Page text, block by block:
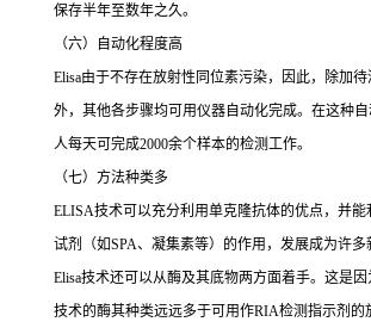
保存半年至数年之久。
（六）自动化程度高
Elisa由于不存在放射性同位素污染，因此，除加
外，其他各步骤均可用仪器自动化完成。在这种
人每天可完成2000余个样本的检测工作。
（七）方法种类多
ELISA技术可以充分利用单克隆抗体的优点，并
试剂（如SPA、凝集素等）的作用，发展成为许
Elisa技术还可以从酶及其底物两方面着手。这是因
技术的酶其种类远远多于可用作RIA检测指示剂的